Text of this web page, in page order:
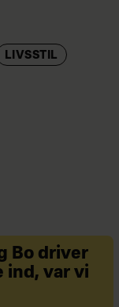
LIVSSTIL
Bo driver
ind, var vi